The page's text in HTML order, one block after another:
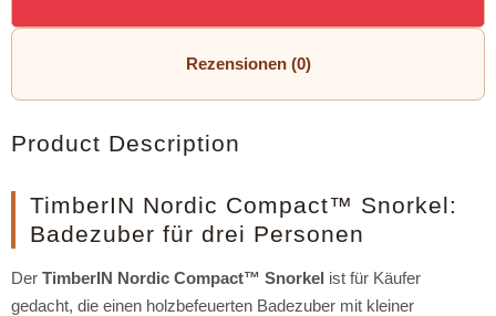
Rezensionen (0)
Product Description
TimberIN Nordic Compact™ Snorkel:
Badezuber für drei Personen
Der TimberIN Nordic Compact™ Snorkel ist für Käufer
gedacht, die einen holzbefeuerten Badezuber mit kleiner